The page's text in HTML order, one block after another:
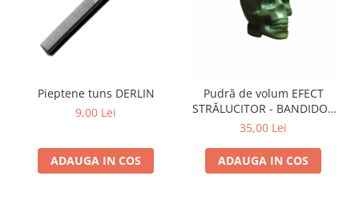
Pieptene tuns DERLIN
9,00 Lei
ADAUGA IN COS
Pudră de volum EFECT
STRĂLUCITOR - BANDIDO -
20g
35,00 Lei
ADAUGA IN COS